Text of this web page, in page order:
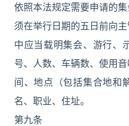
依照本法规定需要申请的
须在举行日期的五日前向
中应当载明集会、游行、
号、人数、车辆数、使用
间、地点（包括集合地和
名、职业、住址。
第九条